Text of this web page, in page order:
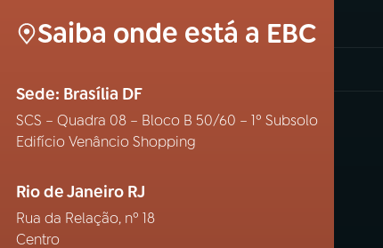
Saiba onde está a EBC
Sede: Brasília DF
SCS – Quadra 08 – Bloco B 50/60 – 1º Subsolo
Edifício Venâncio Shopping
Rio de Janeiro RJ
Rua da Relação, nº 18
Centro